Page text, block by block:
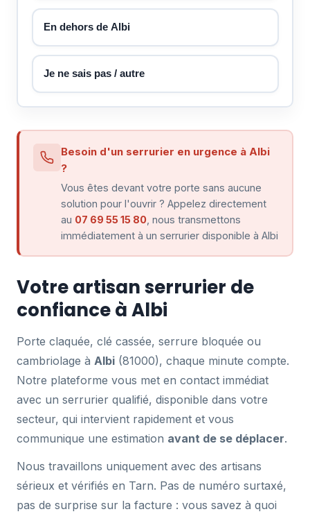
En dehors de Albi
Je ne sais pas / autre
Besoin d'un serrurier en urgence à Albi
?
Vous êtes devant votre porte sans aucune
solution pour l'ouvrir ? Appelez directement
au 07 69 55 15 80 , nous transmettons
immédiatement à un serrurier disponible à Albi
Votre artisan serrurier de
confiance à Albi
Porte claquée, clé cassée, serrure bloquée ou
cambriolage à Albi (81000), chaque minute compte.
Notre plateforme vous met en contact immédiat
avec un serrurier qualifié, disponible dans votre
secteur, qui intervient rapidement et vous
communique une estimation avant de se déplacer.
Nous travaillons uniquement avec des artisans
sérieux et vérifiés en Tarn. Pas de numéro surtaxé,
pas de surprise sur la facture : vous savez à quoi